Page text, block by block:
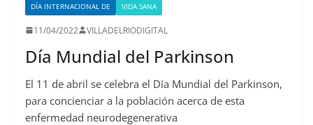
DÍA INTERNACIONAL DE VIDA SANA
11/04/2022 VILLADELRIODIGITAL
Día Mundial del Parkinson
El 11 de abril se celebra el Día Mundial del Parkinson,
para concienciar a la población acerca de esta
enfermedad neurodegenerativa